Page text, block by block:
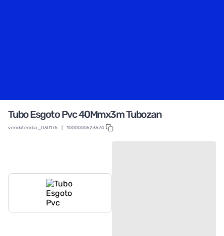
Tubo Esgoto Pvc 40Mmx3m Tubozan
vemkitemba_030176 1000000523574